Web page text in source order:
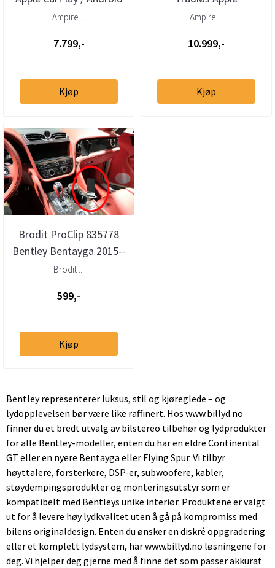
Auto Audi A8
Ampire ...
7.799,-
Kjøp
CarPlay/Android Auto VW
Ampire ...
10.999,-
Kjøp
Brodit ProClip 835778
Bentley Bentayga 2015--
> Konsoll
Brodit ...
599,-
Kjøp
Bentley representerer luksus, stil og kjøreglede – og
lydopplevelsen bør være like raffinert. Hos www.billyd.no
finner du et bredt utvalg av bilstereo tilbehør og lydprodukter
for alle Bentley-modeller, enten du har en eldre Continental
GT eller en nyere Bentayga eller Flying Spur. Vi tilbyr
høyttalere, forsterkere, DSP-er, subwoofere, kabler,
støydempingsprodukter og monteringsutstyr som er
kompatibelt med Bentleys unike interiør. Produktene er valgt
ut for å levere høy lydkvalitet uten å gå på kompromiss med
bilens originaldesign. Enten du ønsker en diskré oppgradering
eller et komplett lydsystem, har www.billyd.no løsningene for
deg. Vi hjelper deg gjerne med å finne det som passer akkurat